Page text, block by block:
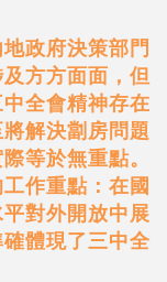
政府決策部門
方方面面，但
全會精神存在
解決劏房問題
等於無重點。
作重點：在國
對外開放中展
體現了三中全